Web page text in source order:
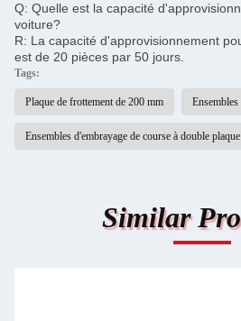
Q: Quelle est la capacité
voiture?
R: La capacité d'approvisionnement
est de 20 pièces par 50 jours.
Tags:
Plaque de frottement de 200 mm
Ensembles d'embrayage de course à double plaque
Similar